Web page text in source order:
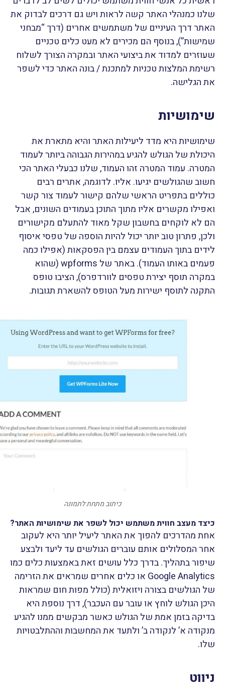
שלנו כמנהלי האתר קשה לראות ויש גם דרכים לבדוק את
האתר דרך העיניים של משתמשים אחרים (דרך “מבחני
שמישות”), בנוסף הם מכירים לא מעט כלים טכניים
שעוזרים למדוד את ביצועי האתר ובמקרה הצורך לשלוח
רשימת המלצות טכניות למתכנת / בונה האתר כדי לשפר
את הגלישה.
שימושיות
שימושיות היא מדד ליעילות האתר והיא מתארת את
היכולת של הגולש להגיע במהירות הגבוהה ביותר לעמוד
המטרה. עמוד המטרה זהו העמוד, שלנו כבעלי האתר הכי
חשוב שהגולשים יגיעו. אליו. לדוגמה, אתרים רבים
כוללים בתפריט הראשי שלהם קישור לעמוד צור קשר
ואפילו מקשרים אליו מתוך התוכן בעמודים השונים, אבל
הם לא לוקחים בחשבון שקל מאוד להתעלם מקישורים
ולכן, פתרון טוב יותר יכול להיות הוספה של טפסי איסוף
לידים בתוך העמודים עצמם בין הפסקאות (אפילו כמה
פעמים באותו העמוד). באתר של wpforms (שהוא
במקרה תוסף יצירת טפסים לוורדפרס), הציבו טופס
התקנה לתוסף ישירות מעל הטופס להשארת תגובות.
כיתוב מתחת לתמונה
כיצד מעצב חווית משתמש יכול לשפר את שימושיות האתר?
אחת מהדרכים להפוך את האתר ליעיל יותר היא לעקוב
אחר המסלולים אותם עוברים הגולשים עד ליעד ולבצע
שיפור בתהליך. בדרך כלל עושים זאת באמצעות כלים כמו
Google Analytics או כלים אחרים שמראים את הזרימה
של הגולשים בצורה ויזואלית (כולל מפות חום שמראות
היכן הגולש לוחץ או עובר עם העכבר), דרך נוספת היא
בדיקה בזמן אמת של הגולש כאשר מבקשים ממנו להגיע
מנקודה א’ לנקודה ב’ ולתעד את המחשבות וההתלבטויות
שלו.
ניווט